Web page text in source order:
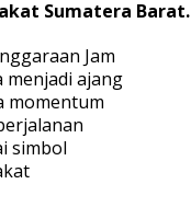
Sumatera Barat.
Jam
menjadi ajang
momentum
simbol